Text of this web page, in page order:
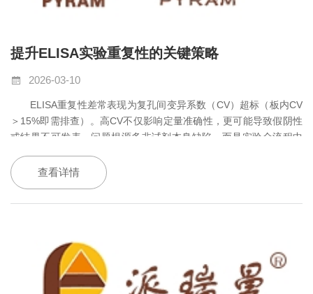
提升ELISA实验重复性的关键策略
2026-03-10
ELISA重复性差常表现为复孔间变异系数（CV）超标（板内CV
＞ 15%即需排查）。高CV不仅影响定量准确性，更可能导致假阴性
或结果不可发表。问题根源多非试剂本身缺陷，而是实验全流程中
查看详情